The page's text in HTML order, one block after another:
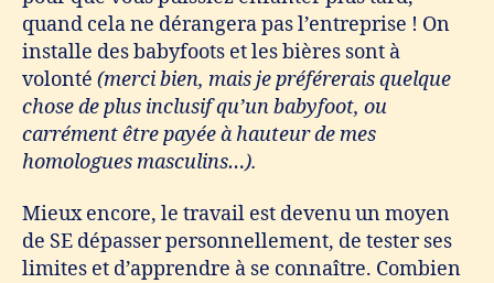
quand cela ne dérangera pas l’entreprise ! On
installe des babyfoots et les bières sont à
volonté (merci bien, mais je préférerais quelque
chose de plus inclusif qu’un babyfoot, ou
carrément être payée à hauteur de mes
homologues masculins…).
Mieux encore, le travail est devenu un moyen
de SE dépasser personnellement, de tester ses
limites et d’apprendre à se connaître. Combien